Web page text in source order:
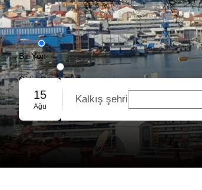
Bir Yön
Gidiş-Dönüş
Grup Rezervasyonu
15
Ağu
Kalkış şehri